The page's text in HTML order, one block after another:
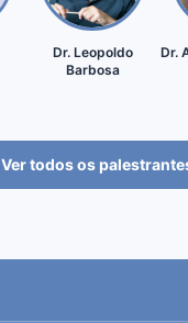
Dr. Leopoldo
Barbosa
Dr.
Ver todos os